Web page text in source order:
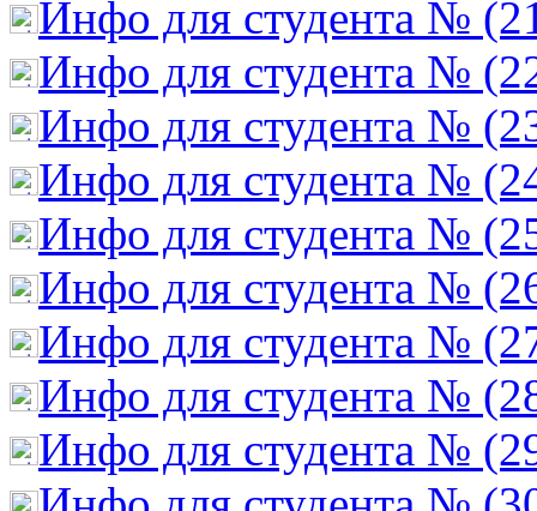
Инфо для студента №
Инфо для студента №
Инфо для студента №
Инфо для студента №
Инфо для студента №
Инфо для студента №
Инфо для студента №
Инфо для студента №
Инфо для студента №